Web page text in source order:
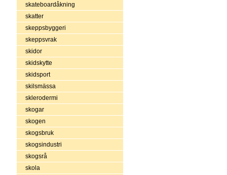
skateboardåkning
skatter
skeppsbyggeri
skeppsvrak
skidor
skidskytte
skidsport
skilsmässa
sklerodermi
skogar
skogen
skogsbruk
skogsindustri
skogsrå
skola